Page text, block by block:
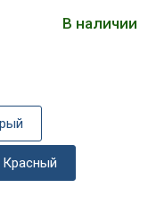
В наличии
Красный